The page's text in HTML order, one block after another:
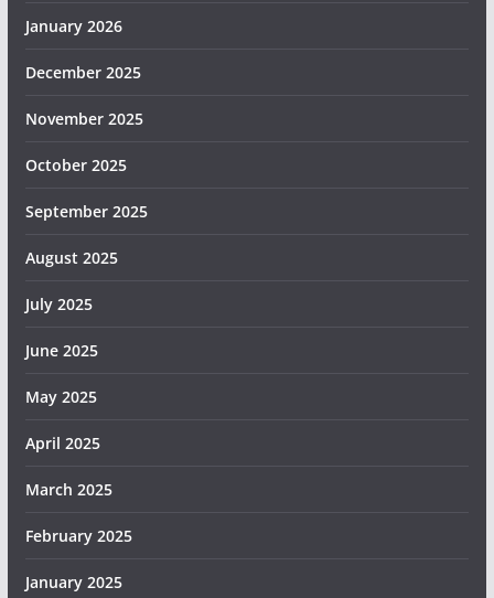
January 2026
December 2025
November 2025
October 2025
September 2025
August 2025
July 2025
June 2025
May 2025
April 2025
March 2025
February 2025
January 2025